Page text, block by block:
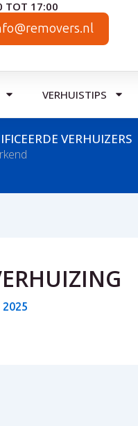
TOT 17:00
VERHUISTIPS
VERHUIZERS